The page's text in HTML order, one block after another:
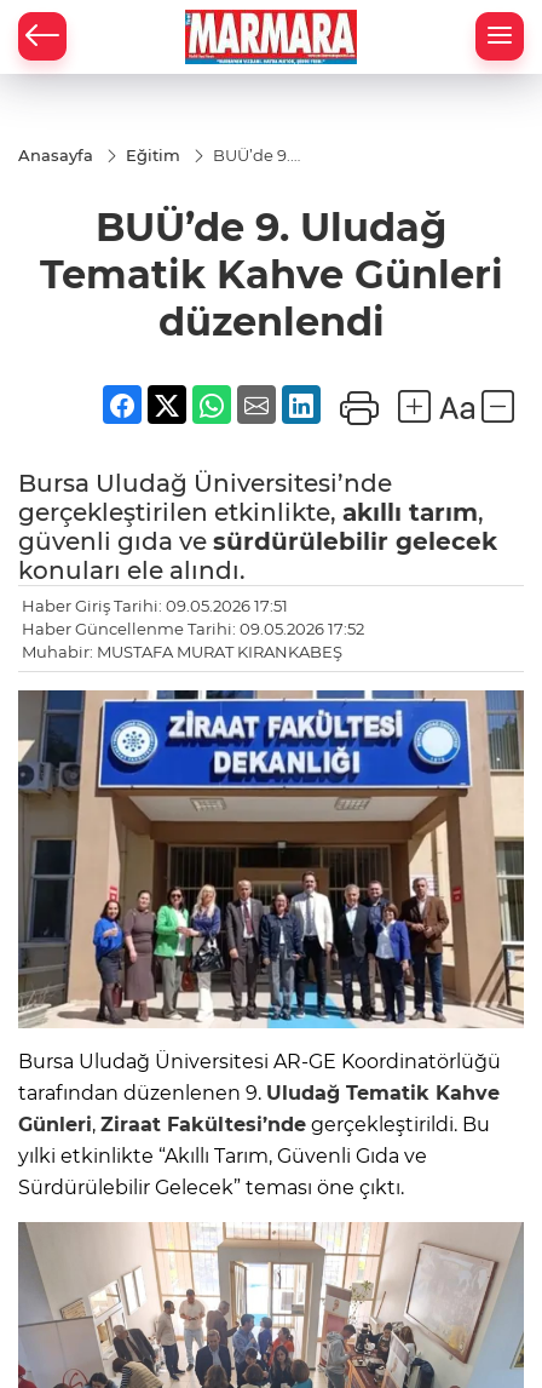
Anasayfa Eğitim
BUÜ’de 9.
Kahve
Günleri
BUÜ’de 9. Uludağ
Tematik Kahve Günleri
düzenlendi
Bursa Uludağ Üniversitesi’nde
gerçekleştirilen etkinlikte, akıllı tarım,
güvenli gıda ve sürdürülebilir gelecek
konuları ele alındı.
Haber Giriş Tarihi: 09.05.2026 17:51
Haber Güncellenme Tarihi: 09.05.2026 17:52
Muhabir: MUSTAFA MURAT KIRANKABEŞ
Bursa Uludağ Üniversitesi AR-GE Koordinatörlüğü
tarafından düzenlenen 9. Uludağ Tematik Kahve
Günleri, Ziraat Fakültesi’nde gerçekleştirildi. Bu
yılki etkinlikte “Akıllı Tarım, Güvenli Gıda ve
Sürdürülebilir Gelecek” teması öne çıktı.